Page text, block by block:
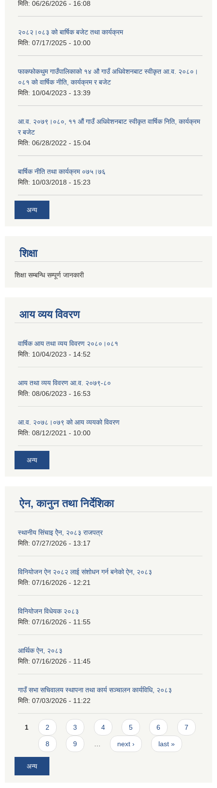
मिति: 06/26/2026 - 16:08
२०८२।०८३ को बार्षिक बजेट तथा कार्यक्रम
मिति: 07/17/2025 - 10:00
फाकफोकथुम गाउँपालिकाको १४ औ गाउँ अधिवेशनबाट स्वीकृत आ.व. २०८०।
०८१ को वार्षिक नीति, कार्यक्रम र बजेट
मिति: 10/04/2023 - 13:39
आ.व. २०७९।०८०, ११ औं गाउँ अधिवेशनबाट स्वीकृत वार्षिक निति, कार्यक्रम
र बजेट
मिति: 06/28/2022 - 15:04
बार्षिक नीति तथा कार्यक्रम ०७५।७६
मिति: 10/03/2018 - 15:23
अन्य
शिक्षा
शिक्षा सम्बन्धि सम्पूर्ण जानकारी
आय व्यय विवरण
वार्षिक आय तथा व्यय विवरण २०८०।०८१
मिति: 10/04/2023 - 14:52
आय तथा व्यय विवरण आ.व. २०७९-८०
मिति: 08/06/2023 - 16:53
आ.व. २०७८।०७९ को आय व्ययको विवरण
मिति: 08/12/2021 - 10:00
अन्य
ऐन, कानुन तथा निर्देशिका
स्थानीय सिंचाइ ऐेन, २०८३ राजपत्र
मिति: 07/27/2026 - 13:17
विनियोजन ऐन २०८२ लाई संशोधन गर्न बनेको ऐन, २०८३
मिति: 07/16/2026 - 12:21
विनियोजन विधेयक २०८३
मिति: 07/16/2026 - 11:55
आर्थिक ऐन, २०८३
मिति: 07/16/2026 - 11:45
गाउँ सभा सचिवालय स्थापना तथा कार्य सञ्चालन कार्यविधि, २०८३
मिति: 07/03/2026 - 11:22
Pages
1 2 3 4 5 6 7
8 9 next › last »
अन्य